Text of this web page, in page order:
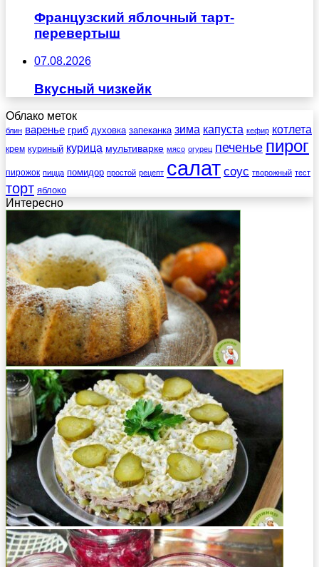
Французский яблочный тарт-
перевертыш
07.08.2026
Вкусный чизкейк
Облако меток
блин варенье гриб духовка запеканка зима капуста кефир котлета
крем куриный курица мультиварке мясо огурец печенье пирог
пирожок пицца помидор простой рецепт салат соус творожный тест
торт яблоко
Интересно